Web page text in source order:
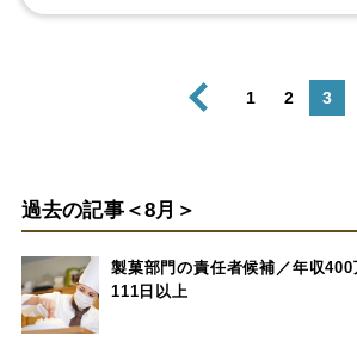
1 2 3
過去の記事＜8月＞
製菓部門の責任者候補／年収
111日以上